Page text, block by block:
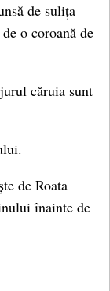
de sulița
o coroană de
căruia sunt
de Roata
înainte de